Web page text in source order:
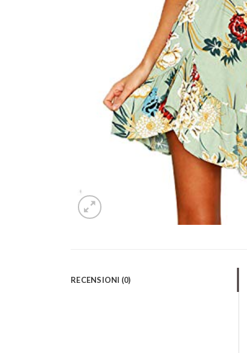
RECENSIONI (0)